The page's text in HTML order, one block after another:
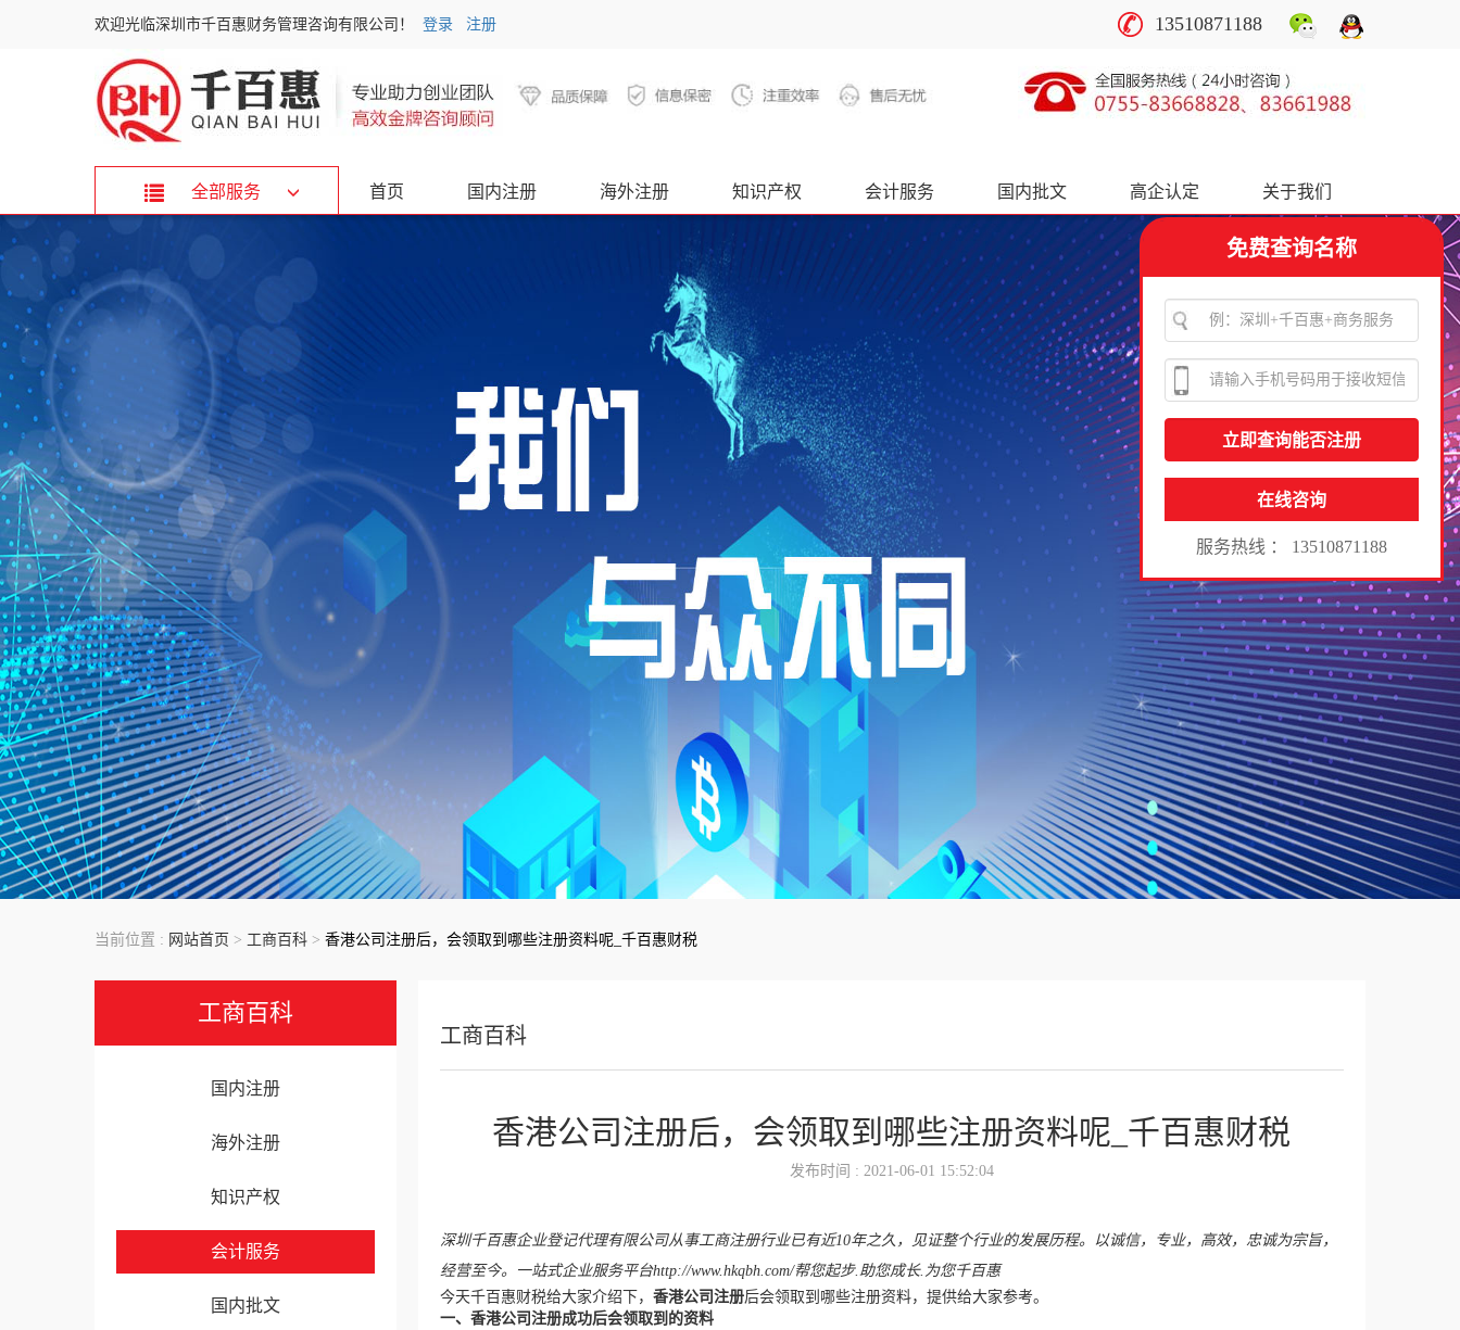
欢迎光临深圳市千百惠财务管理咨询有限公司！ 登录 注册 13510871188
首页 国内注册 海外注册 知识产权 会计服务 国内批文 高企认定 关于我们
免费查询名称
在线咨询
服务热线 ： 13510871188
全部服务
当前位置 : 网站首页 > 工商百科 > 香港公司注册后，会领取到哪些注册资料呢_千百惠财税
工商百科
国内注册
海外注册
知识产权
会计服务
国内批文
工商百科
香港公司注册后，会领取到哪些注册资料呢_千百惠财税
发布时间 : 2021-06-01 15:52:04
深圳千百惠企业登记代理有限公司从事工商注册行业已有近10年之久，见证整个行业的发展历程。以诚信，专业，高效，忠诚为宗旨，
经营至今。一站式企业服务平台http://www.hkqbh.com/帮您起步.助您成长.为您千百惠
今天千百惠财税给大家介绍下， 香港公司注册后会领取到哪些注册资料，提供给大家参考。
一、 香港公司注册成功后会领取到的资料